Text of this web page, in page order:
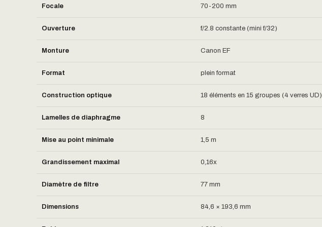
Focale 70-200 mm
Ouverture f/2.8 constante (mini f/32)
Monture Canon EF
Format plein format
Construction optique 18 éléments en 15 groupes (4 verres UD)
Lamelles de diaphragme 8
Mise au point minimale 1,5 m
Grandissement maximal 0,16x
Diamètre de filtre 77 mm
Dimensions 84,6 × 193,6 mm